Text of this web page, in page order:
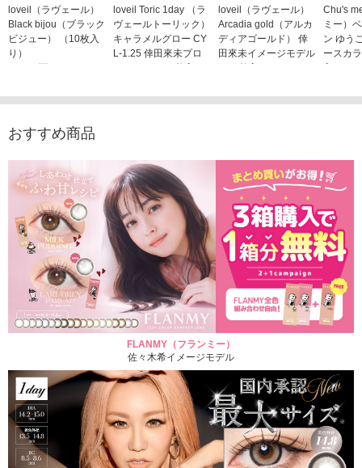
loveil（ラヴェール）
Black bijou（ブラック
ビジュー） （10枚入
り）
loveil Toric 1day （ラ
ヴェールトーリック）
キャラメルグロー CY
L-1.25 倖田來未プロ
デュース （10枚入
1,760円(税込)
loveil（ラヴェール）
Arcadia gold（アルカ
ディアゴールド） 倖
田來未イメージモデル
（10枚入り）
Chu's
ミー）
ン ゆう
ースカ
入り）
おすすめ商品
FLANMY（フランミー）
佐々木希イメージモデル